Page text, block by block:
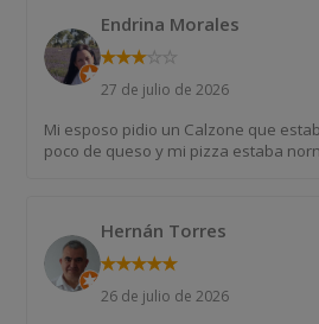
Endrina Morales
★★★★ ★
27 de julio de 2026
Mi esposo pidio un Calzone que
poco de queso y mi pizza estaba
Hernán Torres
★★★★★
26 de julio de 2026